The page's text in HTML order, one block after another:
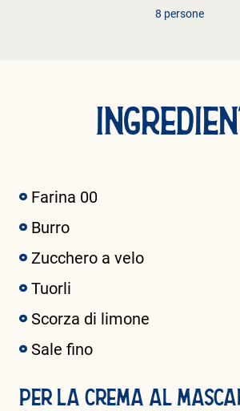
8 persone
Farina 00
Burro
Zucchero a velo
Tuorli
Scorza di limone
Sale fino
PER LA CREMA AL